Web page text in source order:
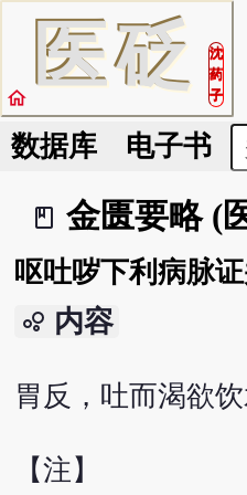
医砭
沈
药
子
home
数据库 电子书
book_2
金匮要略 (
呕吐哕下利病脉
bubble_chart 内容
胃反，吐而渴欲
【注】